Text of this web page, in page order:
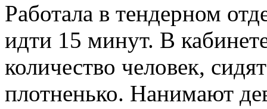
Работала в тендерном
идти 15 минут. В
количество человек,
плотненько. Нанимают